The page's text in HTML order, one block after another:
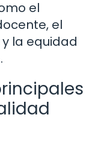
el
el
la equidad